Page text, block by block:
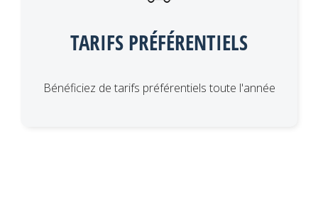
TARIFS PRÉFÉRENTIELS
Bénéficiez de tarifs préférentiels toute l'année